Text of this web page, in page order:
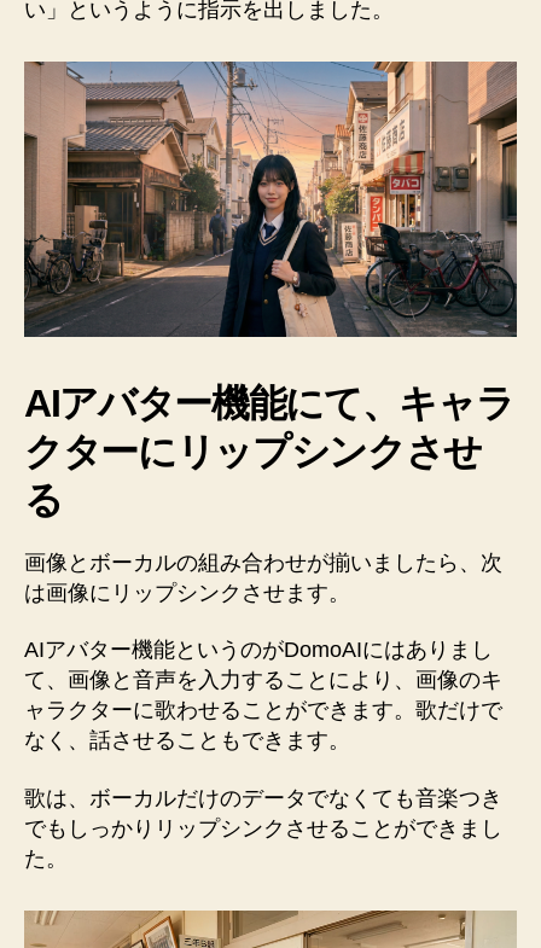
い」というように指示を出しました。
AIアバター機能にて、キャラ
クターにリップシンクさせ
る
画像とボーカルの組み合わせが揃いましたら、次
は画像にリップシンクさせます。
AIアバター機能というのがDomoAIにはありまし
て、画像と音声を入力することにより、画像のキ
ャラクターに歌わせることができます。歌だけで
なく、話させることもできます。
歌は、ボーカルだけのデータでなくても音楽つき
でもしっかりリップシンクさせることができまし
た。